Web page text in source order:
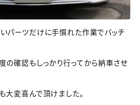
パーツだけに手慣れた作業でバッチ
の確認もしっかり行ってから納車させ
大変喜んで頂けました。